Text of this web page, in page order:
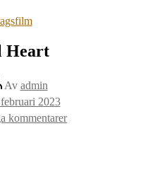
Kategorier
Heart
Av admin
2023
kommentarertill
Angel